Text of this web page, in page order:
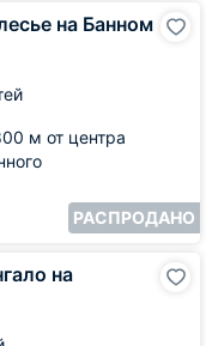
на Банном
м от центра
РАСПРОДАНО
на